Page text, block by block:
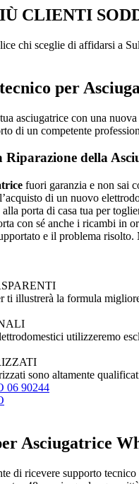
CLIENTI
chi sceglie di affidarsi a
per
asciugatrice con una
di un competente
Riparazione della
fuori garanzia e non sai
di un nuovo
porta di casa tua per
con sé anche i ricambi in
e il problema
ti illustrerà la formula
utilizzeremo
sono altamente
06 90244
Asciugatrice
di ricevere supporto